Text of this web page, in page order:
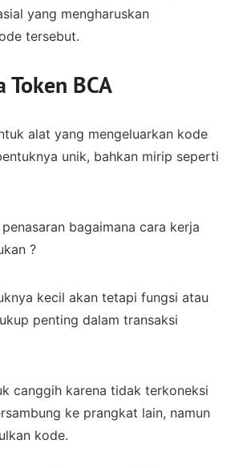
yang mengharuskan
tersebut.
Token BCA
alat yang mengeluarkan kode
unik, bahkan mirip seperti
bagaimana cara kerja
?
kecil akan tetapi fungsi atau
penting dalam transaksi
canggih karena tidak terkoneksi
ke prangkat lain, namun
kode.